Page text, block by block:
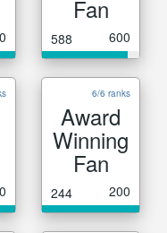
Fan
588 600
6/6 ranks
Award
Winning
Fan
244 200